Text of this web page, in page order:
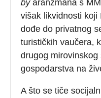
byaranžmana s
višak likvidnosti
dođe do privatnog
turističkih vaučera,
drugog
gospodarstva na
A što se tiče